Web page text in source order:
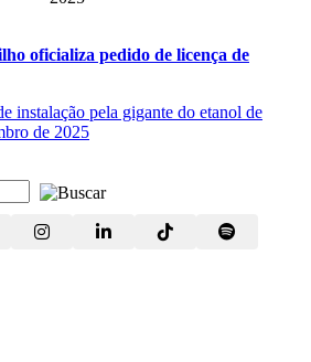
oficializa pedido de licença de
instalação pela gigante do etanol de
de 2025